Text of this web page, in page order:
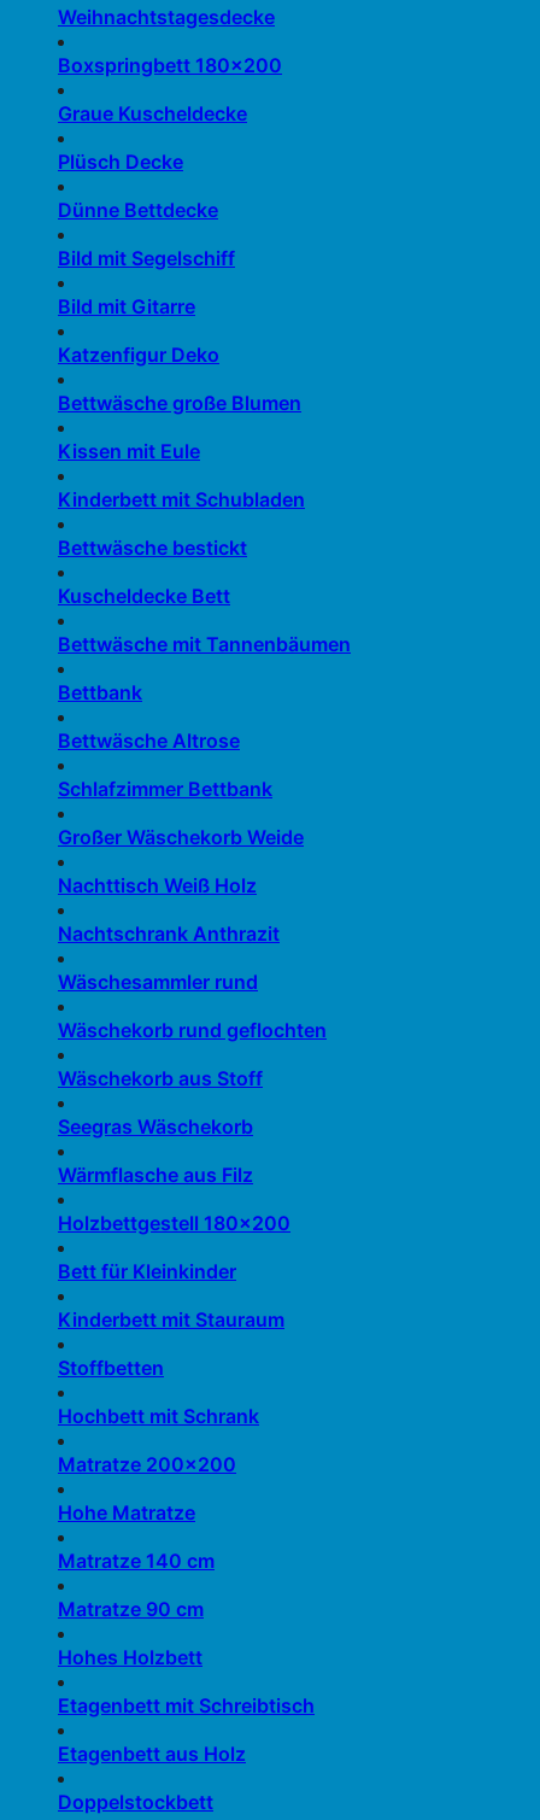
Weihnachtstagesdecke
Boxspringbett 180×200
Graue Kuscheldecke
Plüsch Decke
Dünne Bettdecke
Bild mit Segelschiff
Bild mit Gitarre
Katzenfigur Deko
Bettwäsche große Blumen
Kissen mit Eule
Kinderbett mit Schubladen
Bettwäsche bestickt
Kuscheldecke Bett
Bettwäsche mit Tannenbäumen
Bettbank
Bettwäsche Altrose
Schlafzimmer Bettbank
Großer Wäschekorb Weide
Nachttisch Weiß Holz
Nachtschrank Anthrazit
Wäschesammler rund
Wäschekorb rund geflochten
Wäschekorb aus Stoff
Seegras Wäschekorb
Wärmflasche aus Filz
Holzbettgestell 180×200
Bett für Kleinkinder
Kinderbett mit Stauraum
Stoffbetten
Hochbett mit Schrank
Matratze 200×200
Hohe Matratze
Matratze 140 cm
Matratze 90 cm
Hohes Holzbett
Etagenbett mit Schreibtisch
Etagenbett aus Holz
Doppelstockbett